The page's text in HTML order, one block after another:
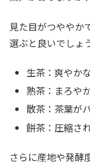
見た目がつややか
選ぶと良いでしょ
生茶：爽やか
熟茶：まろや
散茶：茶葉が
餅茶：圧縮さ
さらに産地や発酵